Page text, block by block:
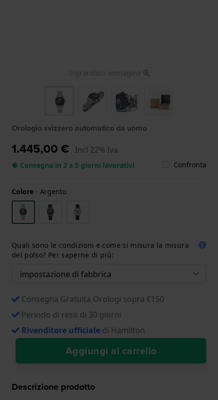
Ingrandisci immagine
Orologio svizzero automatico da uomo
1.445,00 € Incl 22% Iva
● Consegna in 2 a 5 giorni lavorativi Confronta
Colore - Argento
Quali sono le condizioni e come si misura la misura
del polso? Per saperne di più:
Consegna Gratuita Orologi sopra €150
Periodo di reso di 30 giorni
Rivenditore ufficiale di Hamilton
Aggiungi al carrello
Descrizione prodotto